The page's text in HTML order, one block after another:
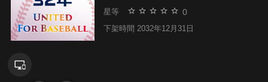
星等 0
下架時間 2032年12月31日